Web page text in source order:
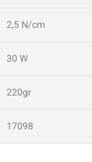
2,5 N/cm
30 W
220gr
17098